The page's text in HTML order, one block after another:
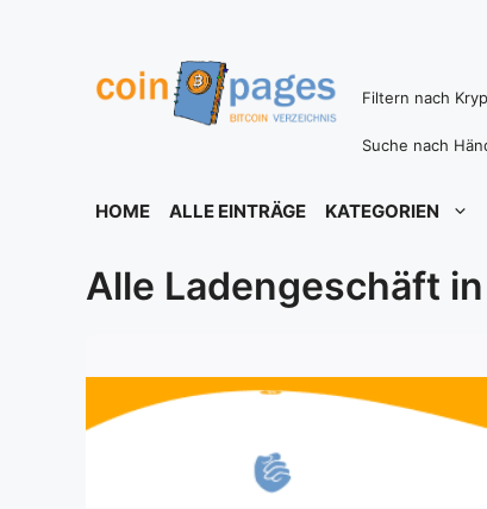
Filtern nach
Suche nach
HOME ALLE EINTRÄGE KATEGORIEN
Alle Ladengeschäft